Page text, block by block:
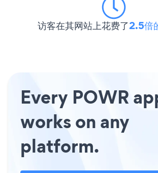
访客在其网站上花费了2.5倍
Every POWR
works on any
platform.